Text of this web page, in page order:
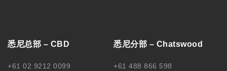
悉尼总部 – CBD
+61 02 9212 0099
悉尼分部 – Chatswood
+61 488 866 598